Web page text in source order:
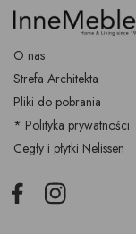
O nas
Strefa Architekta
Pliki do pobrania
* Polityka prywatności
Cegły i płytki Nelissen
FacebookInstagram